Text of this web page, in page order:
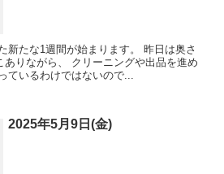
新たな1週間が始まります。 昨日は奥さ
ありながら、 クリーニングや出品を進め
ているわけではないので...
2025年5月9日(金)